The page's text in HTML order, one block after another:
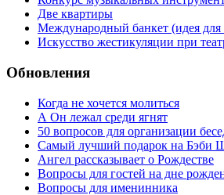
Две квартиры
Международный банкет (идея для
Искусство жестикуляции при
Обновления
Когда не хочется молиться
А Он лежал среди ягнят
50 вопросов для организации
Самый лучший подарок на Бэби
Ангел рассказывает о Рождестве
Вопросы для гостей на дне
Вопросы для именинника